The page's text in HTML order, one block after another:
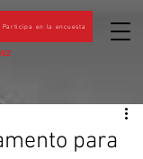
Participa en la encuesta
para